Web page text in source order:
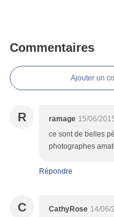
Commentaires
Ajouter un
R ramage 15/06/
ce sont de belles
photographes
Répondre
C CathyRose 14/06/